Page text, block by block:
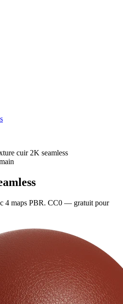
cuir 2K seamless
4 maps PBR. CC0 — gratuit pour